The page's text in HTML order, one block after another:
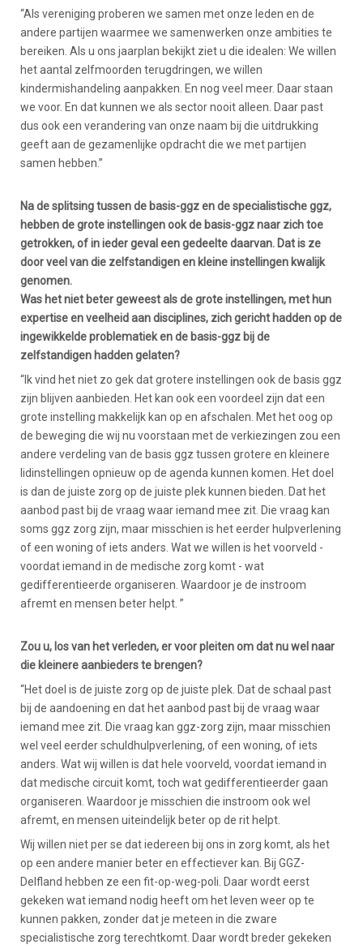
“Als vereniging proberen we samen met onze leden en de
andere partijen waarmee we samenwerken onze ambities te
bereiken. Als u ons jaarplan bekijkt ziet u die idealen: We willen
het aantal zelfmoorden terugdringen, we willen
kindermishandeling aanpakken. En nog veel meer. Daar staan
we voor. En dat kunnen we als sector nooit alleen. Daar past
dus ook een verandering van onze naam bij die uitdrukking
geeft aan de gezamenlijke opdracht die we met partijen
samen hebben.”
Na de splitsing tussen de basis-ggz en de specialistische ggz,
hebben de grote instellingen ook de basis-ggz naar zich toe
getrokken, of in ieder geval een gedeelte daarvan. Dat is ze
door veel van die zelfstandigen en kleine instellingen kwalijk
genomen.
Was het niet beter geweest als de grote instellingen, met hun
expertise en veelheid aan disciplines, zich gericht hadden op de
ingewikkelde problematiek en de basis-ggz bij de
zelfstandigen hadden gelaten?
“Ik vind het niet zo gek dat grotere instellingen ook de basis ggz
zijn blijven aanbieden. Het kan ook een voordeel zijn dat een
grote instelling makkelijk kan op en afschalen. Met het oog op
de beweging die wij nu voorstaan met de verkiezingen zou een
andere verdeling van de basis ggz tussen grotere en kleinere
lidinstellingen opnieuw op de agenda kunnen komen. Het doel
is dan de juiste zorg op de juiste plek kunnen bieden. Dat het
aanbod past bij de vraag waar iemand mee zit. Die vraag kan
soms ggz zorg zijn, maar misschien is het eerder hulpverlening
of een woning of iets anders. Wat we willen is het voorveld -
voordat iemand in de medische zorg komt - wat
gedifferentieerde organiseren. Waardoor je de instroom
afremt en mensen beter helpt. ”
Zou u, los van het verleden, er voor pleiten om dat nu wel naar
die kleinere aanbieders te brengen?
“Het doel is de juiste zorg op de juiste plek. Dat de schaal past
bij de aandoening en dat het aanbod past bij de vraag waar
iemand mee zit. Die vraag kan ggz-zorg zijn, maar misschien
wel veel eerder schuldhulpverlening, of een woning, of iets
anders. Wat wij willen is dat hele voorveld, voordat iemand in
dat medische circuit komt, toch wat gedifferentieerder gaan
organiseren. Waardoor je misschien die instroom ook wel
afremt, en mensen uiteindelijk beter op de rit helpt.
Wij willen niet per se dat iedereen bij ons in zorg komt, als het
op een andere manier beter en effectiever kan. Bij GGZ-
Delfland hebben ze een fit-op-weg-poli. Daar wordt eerst
gekeken wat iemand nodig heeft om het leven weer op te
kunnen pakken, zonder dat je meteen in die zware
specialistische zorg terechtkomt. Daar wordt breder gekeken